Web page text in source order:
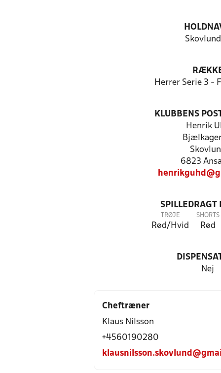
Herrer Serie 3 -
KLUBBENS
Henrik
6823
SPILLEDRAGT
TRØJE
Rød/Hvid
SHORTS
Rød
Nej
Cheftræner
Klaus Nilsson
+4560190280